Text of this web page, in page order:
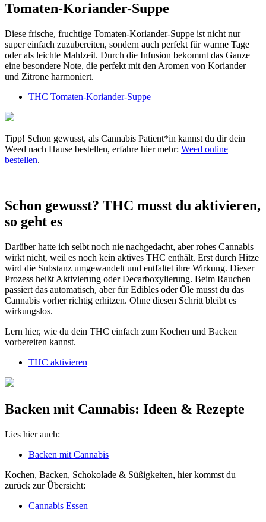
Tomaten-Koriander-Suppe
Diese frische, fruchtige Tomaten-Koriander-Suppe ist nicht nur
super einfach zuzubereiten, sondern auch perfekt für warme Tage
oder als leichte Mahlzeit. Durch die Infusion bekommt das Ganze
eine besondere Note, die perfekt mit den Aromen von Koriander
und Zitrone harmoniert.
THC Tomaten-Koriander-Suppe
Tipp! Schon gewusst, als Cannabis Patient*in kannst du dir dein
Weed nach Hause bestellen, erfahre hier mehr: Weed online
bestellen.
Schon gewusst? THC musst du aktivieren,
so geht es
Darüber hatte ich selbt noch nie nachgedacht, aber rohes Cannabis
wirkt nicht, weil es noch kein aktives THC enthält. Erst durch Hitze
wird die Substanz umgewandelt und entfaltet ihre Wirkung. Dieser
Prozess heißt Aktivierung oder Decarboxylierung. Beim Rauchen
passiert das automatisch, aber für Edibles oder Öle musst du das
Cannabis vorher richtig erhitzen. Ohne diesen Schritt bleibt es
wirkungslos.
Lern hier, wie du dein THC einfach zum Kochen und Backen
vorbereiten kannst.
THC aktivieren
Backen mit Cannabis: Ideen & Rezepte
Lies hier auch:
Backen mit Cannabis
Kochen, Backen, Schokolade & Süßigkeiten, hier kommst du
zurück zur Übersicht:
Cannabis Essen